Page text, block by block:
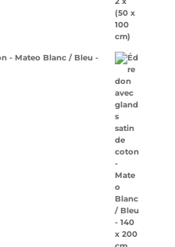
- Mateo Blanc / Bleu -